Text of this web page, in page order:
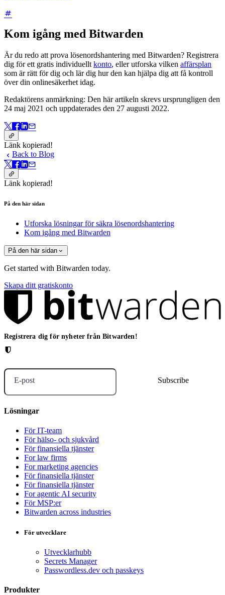
Kom igång med Bitwarden
Är du redo att prova lösenordshantering med Bitwarden? Registrera
dig för ett gratis individuellt konto, eller utforska vilken affärsplan
som är rätt för dig och lär dig hur den kan hjälpa dig att få kontroll
över din onlinesäkerhet idag.
Redaktörens anmärkning: Den här artikeln skrevs ursprungligen den
24 maj 2021 och uppdaterades den 27 augusti 2022.
Länk kopierad!
Back to Blog
Länk kopierad!
På den här sidan
Utforska lösningar för säkra lösenordshantering
Kom igång med Bitwarden
På den här sidan
Get started with Bitwarden today.
Skapa ditt gratiskonto
Registrera dig för nyheter från Bitwarden!
E-post
Lösningar
För IT-team
För hälso- och sjukvård
För finansiella tjänster
For law firms
For marketing agencies
För finansiella tjänster
För finansiella tjänster
For agentic AI security
För MSP:er
Bitwarden across industries
För utvecklare
Utvecklarhubb
Secrets Manager
Passwordless.dev och passkeys
Produkter